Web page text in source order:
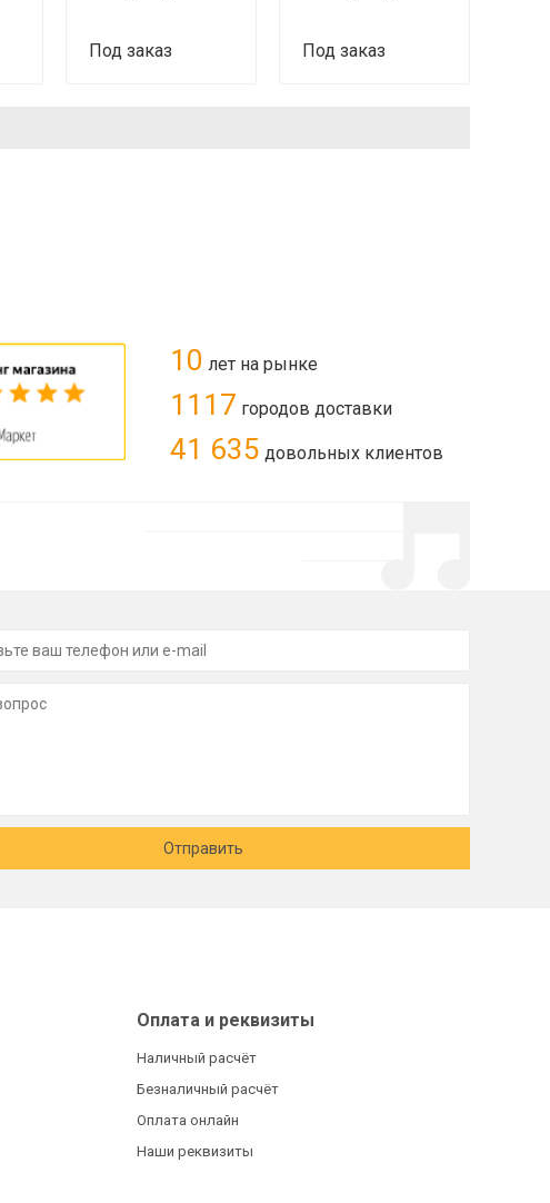
Под заказ Под заказ
10 лет на рынке
1117 городов доставки
41 635 довольных клиентов
Отправить
Оплата и реквизиты
Наличный расчёт
Безналичный расчёт
Оплата онлайн
Наши реквизиты